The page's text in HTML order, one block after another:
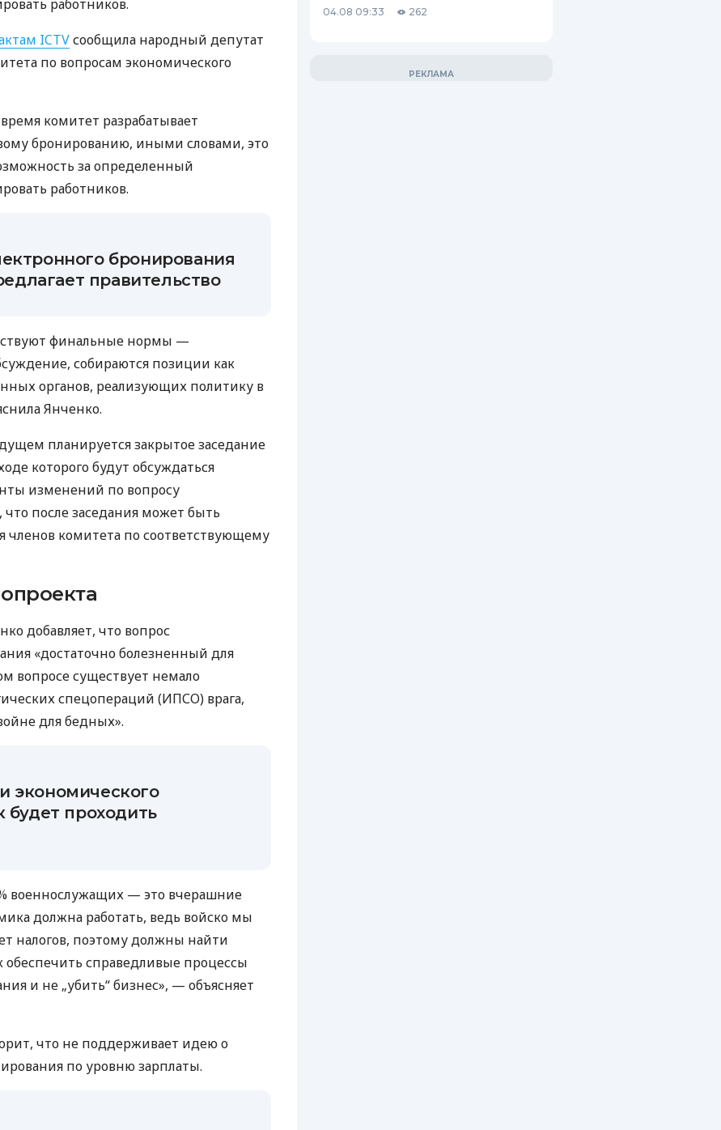
работников.
ICTVсообщила народный депутат
по вопросам экономического
комитет разрабатывает
бронированию, иными словами, это
за определенный
работников.
бронирования
правительство
финальные нормы —
собираются позиции как
органов, реализующих политику в
Янченко.
планируется закрытое заседание
которого будут обсуждаться
изменений по вопросу
после заседания может быть
членов комитета по соответствующему
добавляет, что вопрос
«достаточно болезненный для
вопросе существует немало
спецопераций (ИПСО) врага,
для бедных».
экономического
будет проходить
военнослужащих — это вчерашние
должна работать, ведь войско мы
налогов, поэтому должны найти
обеспечить справедливые процессы
и не „убить“ бизнес», — объясняет
что не поддерживает идею о
по уровню зарплаты.
04.08 09:33 262